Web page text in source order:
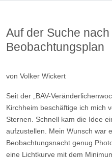
Auf der Suche
Beobachtungsplan
von Volker Wickert
Seit der „BAV-
Kirchheim beschäftige ich mich
Sternen. Schnell kam die Idee
aufzustellen. Mein Wunsch war
Beobachtungsnacht genug
eine Lichtkurve mit dem